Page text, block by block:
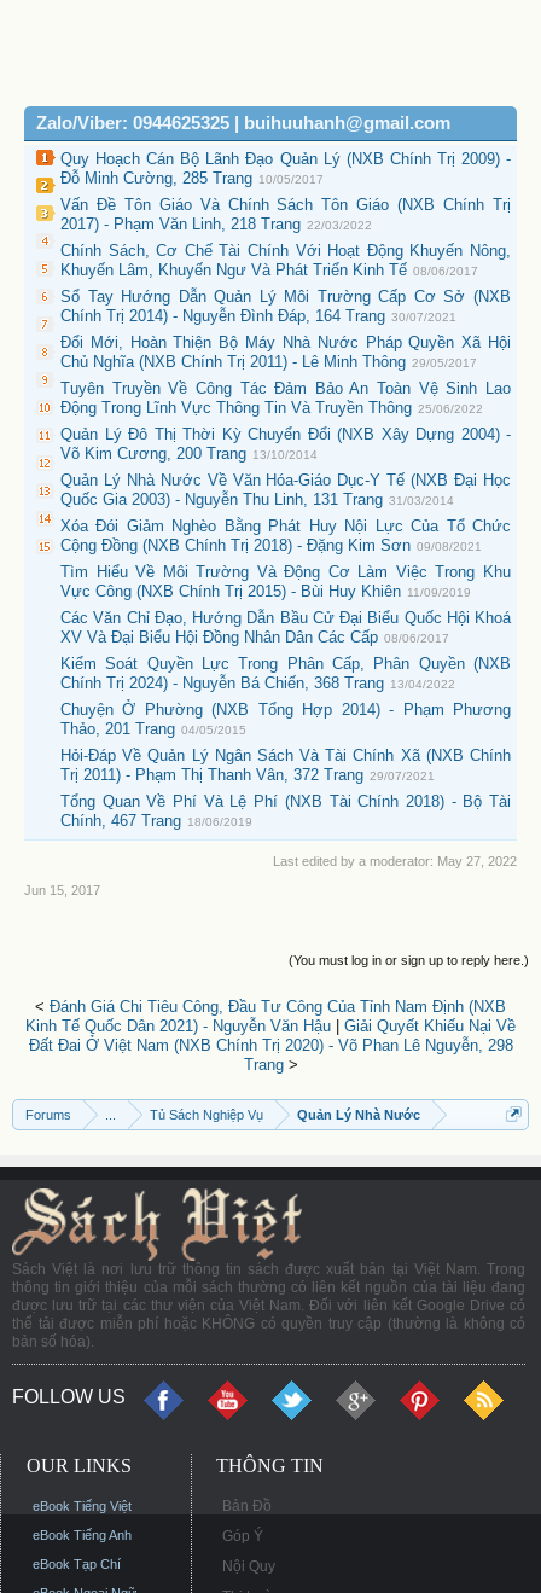
Zalo/Viber: 0944625325 | buihuuhanh@gmail.com
Quy Hoạch Cán Bộ Lãnh Đạo Quản Lý (NXB Chính Trị 2009) -
Đỗ Minh Cường, 285 Trang 10/05/2017
Vấn Đề Tôn Giáo Và Chính Sách Tôn Giáo (NXB Chính Trị
2017) - Phạm Văn Linh, 218 Trang 22/03/2022
Chính Sách, Cơ Chế Tài Chính Với Hoạt Động Khuyến Nông,
Khuyến Lâm, Khuyến Ngư Và Phát Triển Kinh Tế 08/06/2017
Sổ Tay Hướng Dẫn Quản Lý Môi Trường Cấp Cơ Sở (NXB
Chính Trị 2014) - Nguyễn Đình Đáp, 164 Trang 30/07/2021
Đổi Mới, Hoàn Thiện Bộ Máy Nhà Nước Pháp Quyền Xã Hội
Chủ Nghĩa (NXB Chính Trị 2011) - Lê Minh Thông 29/05/2017
Tuyên Truyền Về Công Tác Đảm Bảo An Toàn Vệ Sinh Lao
Động Trong Lĩnh Vực Thông Tin Và Truyền Thông 25/06/2022
Quản Lý Đô Thị Thời Kỳ Chuyển Đổi (NXB Xây Dựng 2004) -
Võ Kim Cương, 200 Trang 13/10/2014
Quản Lý Nhà Nước Về Văn Hóa-Giáo Dục-Y Tế (NXB Đại Học
Quốc Gia 2003) - Nguyễn Thu Linh, 131 Trang 31/03/2014
Xóa Đói Giảm Nghèo Bằng Phát Huy Nội Lực Của Tổ Chức
Cộng Đồng (NXB Chính Trị 2018) - Đặng Kim Sơn 09/08/2021
Tìm Hiểu Về Môi Trường Và Động Cơ Làm Việc Trong Khu
Vực Công (NXB Chính Trị 2015) - Bùi Huy Khiên 11/09/2019
Các Văn Chỉ Đạo, Hướng Dẫn Bầu Cử Đại Biểu Quốc Hội Khoá
XV Và Đại Biểu Hội Đồng Nhân Dân Các Cấp 08/06/2017
Kiểm Soát Quyền Lực Trong Phân Cấp, Phân Quyền (NXB
Chính Trị 2024) - Nguyễn Bá Chiến, 368 Trang 13/04/2022
Chuyện Ở Phường (NXB Tổng Hợp 2014) - Phạm Phương
Thảo, 201 Trang 04/05/2015
Hỏi-Đáp Về Quản Lý Ngân Sách Và Tài Chính Xã (NXB Chính
Trị 2011) - Phạm Thị Thanh Vân, 372 Trang 29/07/2021
Tổng Quan Về Phí Và Lệ Phí (NXB Tài Chính 2018) - Bộ Tài
Chính, 467 Trang 18/06/2019
Last edited by a moderator: May 27, 2022
Jun 15, 2017
(You must log in or sign up to reply here.)
< Đánh Giá Chi Tiêu Công, Đầu Tư Công Của Tỉnh Nam Định (NXB
Kinh Tế Quốc Dân 2021) - Nguyễn Văn Hậu
Giải Quyết Khiếu Nại Về
Đất Đai Ở Việt Nam (NXB Chính Trị 2020) - Võ Phan Lê Nguyễn, 298
Trang>
Forums Tủ Sách Nghiệp Vụ Quản Lý Nhà Nước
Sách Việt là nơi lưu trữ thông tin sách được xuất bản tại Việt Nam. Trong
thông tin giới thiệu của mỗi sách thường có liên kết nguồn của tài liệu đang
được lưu trữ tại các thư viện của Việt Nam. Đối với liên kết Google Drive có
thể tải được miễn phí hoặc KHÔNG có quyền truy cập (thường là không có
bản số hóa).
FOLLOW US
OUR LINKS
eBook Tiếng Việt
eBook Tiếng Anh
eBook Tạp Chí
THÔNG TIN
Bản Đồ
Góp Ý
Nội Quy